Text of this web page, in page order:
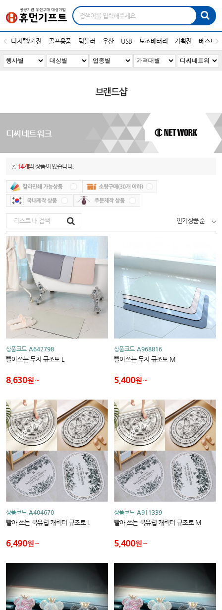
디지털/가전 골프용품 텀블러 우산 USB 보조배터리 기획전 베스트
브랜드샵
디씨네트워크
총 14개의 상품이 있습니다.
인기상품순
상품코드 A642798
빨아쓰는 무지 규조토 L
8,630원
상품코드 A968816
빨아쓰는 무지 규조토 M
5,400원
상품코드 A404670
빨아 쓰는 북유럽 캐릭터 규조토 L
6,490원
상품코드 A911339
빨아 쓰는 북유럽 캐릭터 규조토 M
5,400원